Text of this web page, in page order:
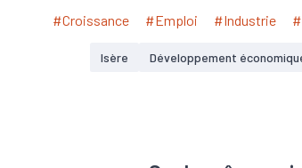
#Croissance #Emploi #Industrie
Isère Développement